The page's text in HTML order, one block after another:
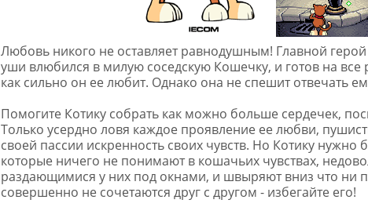
Любовь никого не оставляет равнодушным! Главной
уши влюбился в милую соседскую Кошечку, и готов на все
как сильно он ее любит. Однако она не спешит отвечать
Помогите Котику собрать как можно больше сердечек,
Только усердно ловя каждое проявление ее любви,
своей пассии искренность своих чувств. Но Котику
которые ничего не понимают в кошачьих чувствах,
раздающимися у них под окнами, и швыряют вниз что ни
совершенно не сочетаются друг с другом - избегайте его!